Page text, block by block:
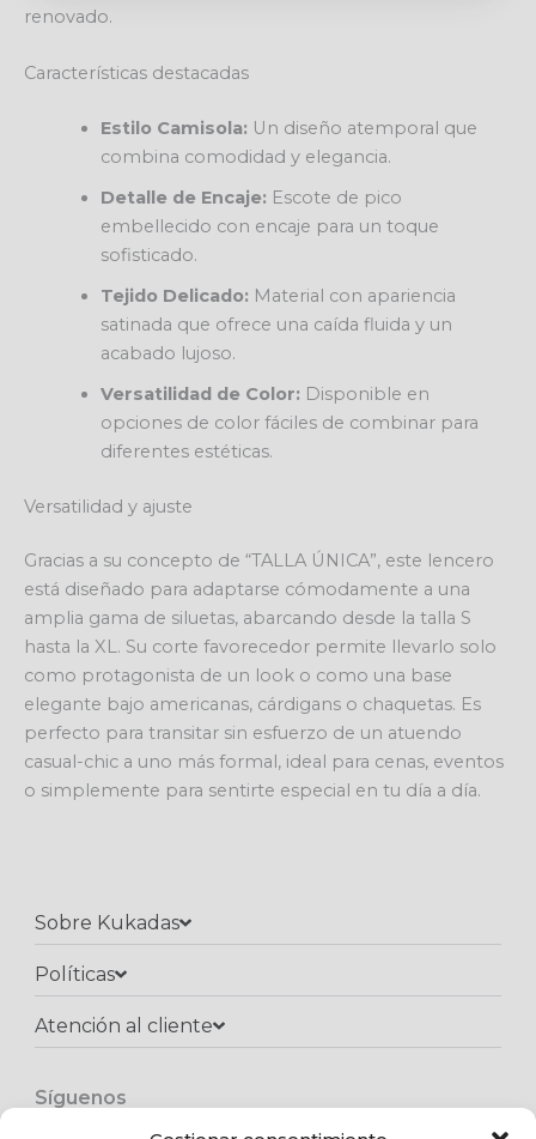
renovado.
Características destacadas
Estilo Camisola: Un diseño atemporal que
combina comodidad y elegancia.
Detalle de Encaje: Escote de pico
embellecido con encaje para un toque
sofisticado.
Tejido Delicado: Material con apariencia
satinada que ofrece una caída fluida y un
acabado lujoso.
Versatilidad de Color: Disponible en
opciones de color fáciles de combinar para
diferentes estéticas.
Versatilidad y ajuste
Gracias a su concepto de “TALLA ÚNICA”, este lencero
está diseñado para adaptarse cómodamente a una
amplia gama de siluetas, abarcando desde la talla S
hasta la XL. Su corte favorecedor permite llevarlo solo
como protagonista de un look o como una base
elegante bajo americanas, cárdigans o chaquetas. Es
perfecto para transitar sin esfuerzo de un atuendo
casual-chic a uno más formal, ideal para cenas, eventos
o simplemente para sentirte especial en tu día a día.
Sobre Kukadas
Políticas
Atención al cliente​
Síguenos